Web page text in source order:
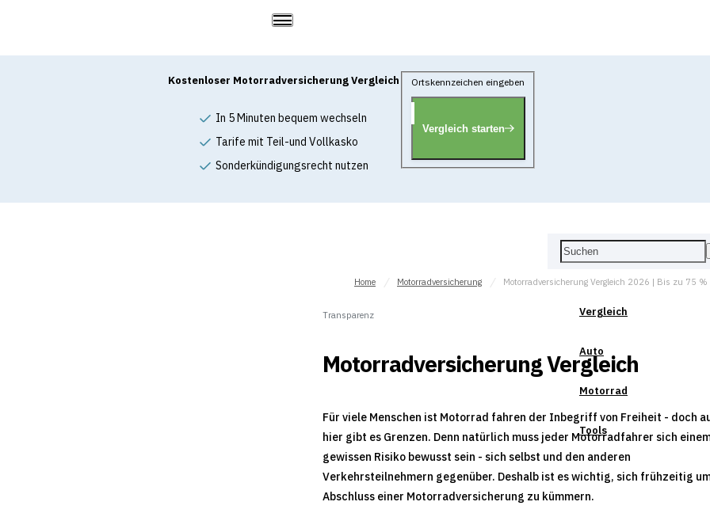
Vergleich
Auto
Motorrad
Tools
Kostenloser Motorradversicherung Vergleich
In 5 Minuten bequem wechseln
Tarife mit Teil-und Vollkasko
Sonderkündigungsrecht nutzen
Ortskennzeichen eingeben
Vergleich starten
Home Motorradversicherung Motorradversicherung Vergleich 2026 | Bis zu 75 %
Transparenz
Motorradversicherung Vergleich
Für viele Menschen ist Motorrad fahren der Inbegriff von Freiheit - doch
hier gibt es Grenzen. Denn natürlich muss jeder Motorradfahrer sich
gewissen Risiko bewusst sein - sich selbst und den anderen
Verkehrsteilnehmern gegenüber. Deshalb ist es wichtig, sich frühzeitig
Abschluss einer Motorradversicherung zu kümmern.